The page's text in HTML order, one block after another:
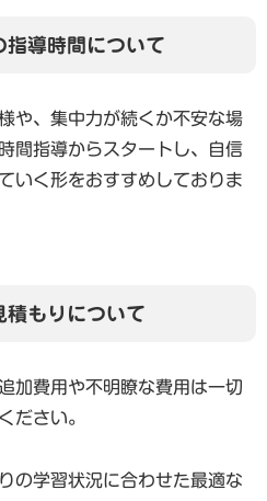
指導時間について
や、集中力が続くか不安な場
間指導からスタートし、自信
いく形をおすすめしておりま
積もりについて
加費用や不明瞭な費用は一切
ださい。
の学習状況に合わせた最適な